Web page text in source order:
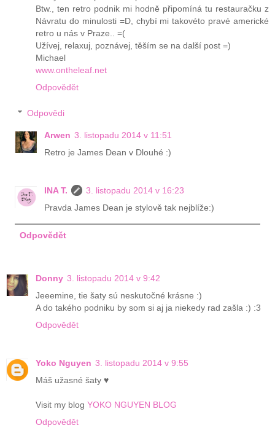
Btw., ten retro podnik mi hodně připomíná tu restauračku z
Návratu do minulosti =D, chybí mi takovéto pravé americké
retro u nás v Praze.. =(
Užívej, relaxuj, poznávej, těším se na další post =)
Michael
www.ontheleaf.net
Odpovědět
Odpovědi
Arwen 3. listopadu 2014 v 11:51
Retro je James Dean v Dlouhé :)
INA T.
3. listopadu 2014 v 16:23
Pravda James Dean je stylově tak nejblíže:)
Odpovědět
Donny 3. listopadu 2014 v 9:42
Jeeemine, tie šaty sú neskutočné krásne :)
A do takého podniku by som si aj ja niekedy rad zašla :) :3
Odpovědět
Yoko Nguyen 3. listopadu 2014 v 9:55
Máš užasné šaty ♥
Visit my blog YOKO NGUYEN BLOG
Odpovědět